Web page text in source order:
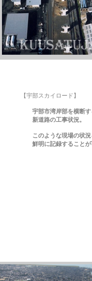
【宇部スカイロード】
宇部市湾岸部を横断す
新道路の工事状況。
このような現場の状況
鮮明に記録することが可